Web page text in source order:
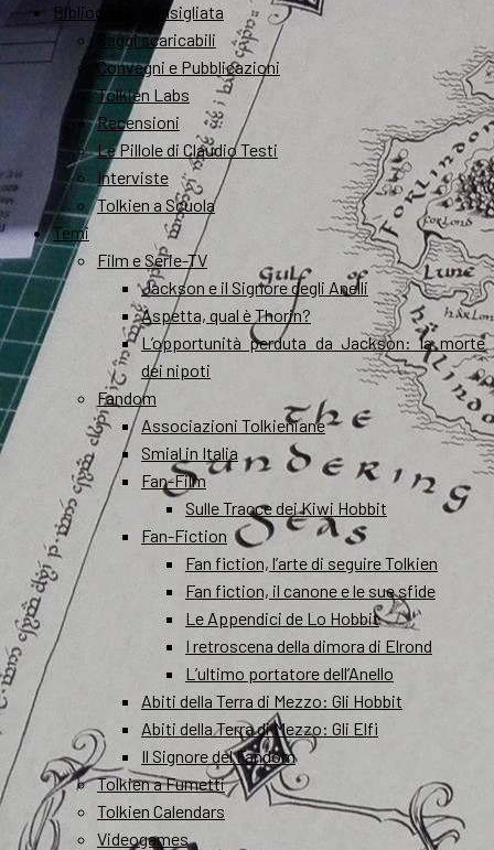
Bibliografia Consigliata
Saggi scaricabili
Convegni e Pubblicazioni
Tolkien Labs
Recensioni
Le Pillole di Claudio Testi
Interviste
Tolkien a Scuola
Temi
Film e Serie-TV
Jackson e il Signore degli Anelli
Aspetta, qual è Thorin?
L’opportunità perduta da Jackson: la morte
dei nipoti
Fandom
Associazioni Tolkieniane
Smial in Italia
Fan-Film
Sulle Tracce dei Kiwi Hobbit
Fan-Fiction
Fan fiction, l’arte di seguire Tolkien
Fan fiction, il canone e le sue sfide
Le Appendici de Lo Hobbit
I retroscena della dimora di Elrond
L’ultimo portatore dell’Anello
Abiti della Terra di Mezzo: Gli Hobbit
Abiti della Terra di Mezzo: Gli Elfi
Il Signore del Fandom
Tolkien a Fumetti
Tolkien Calendars
Videogames